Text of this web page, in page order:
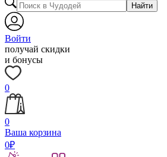
Найти
Войти
получай скидки
и бонусы
0
0
Ваша корзина
0₽